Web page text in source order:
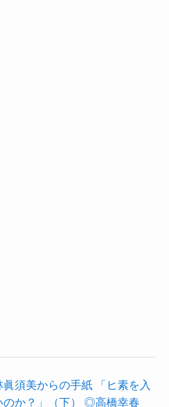
眞須美からの手紙 「ヒ素を入
のか？」（下） ◎高橋幸春